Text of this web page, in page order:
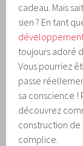
cadeau. Mais
sien ? En tant
toujours adoré
Vous pourriez
passe
sa conscience
découvrez
construction de
complice.